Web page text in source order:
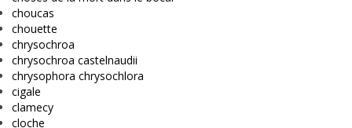
choucas
chouette
chrysochroa
chrysochroa castelnaudii
chrysophora chrysochlora
cigale
clamecy
cloche